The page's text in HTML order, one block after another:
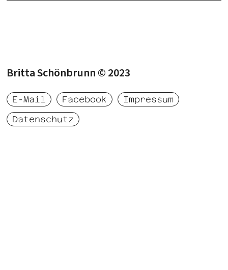
Britta Schönbrunn © 2023‍
E-Mail Facebook
Impressum
Datenschutz